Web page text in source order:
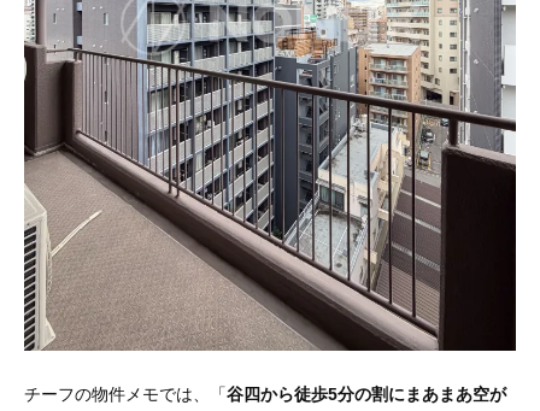
チーフの物件メモでは、「谷四から徒歩5分の割にまあまあ空が